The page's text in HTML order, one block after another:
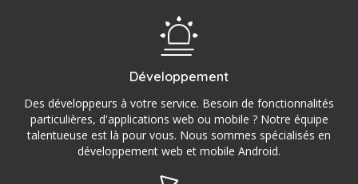
Développement
Des développeurs à votre service. Besoin de fonctionnalités
particulières, d'applications web ou mobile ? Notre équipe
talentueuse est là pour vous. Nous sommes spécialisés en
développement web et mobile Android.